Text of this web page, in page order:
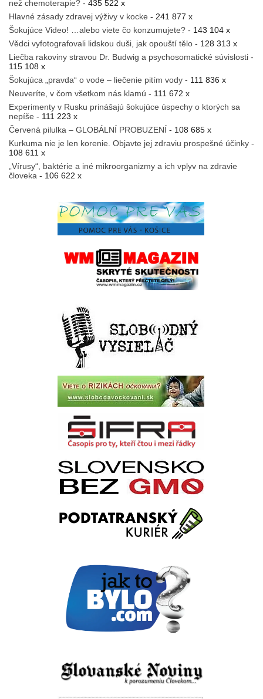
než chemoterapie? - 435 522 x
Hlavné zásady zdravej výživy v kocke - 241 877 x
Šokujúce Video! …alebo viete čo konzumujete? - 143 104 x
Vědci vyfotografovali lidskou duši, jak opouští tělo - 128 313 x
Liečba rakoviny stravou Dr. Budwig a psychosomatické súvislosti -
115 108 x
Šokujúca „pravda“ o vode – liečenie pitím vody - 111 836 x
Neuveríte, v čom všetkom nás klamú - 111 672 x
Experimenty v Rusku prinášajú šokujúce úspechy o ktorých sa
nepíše - 111 223 x
Červená pilulka – GLOBÁLNÍ PROBUZENÍ - 108 685 x
Kurkuma nie je len korenie. Objavte jej zdraviu prospešné účinky -
108 611 x
„Vírusy“, baktérie a iné mikroorganizmy a ich vplyv na zdravie
človeka - 106 622 x